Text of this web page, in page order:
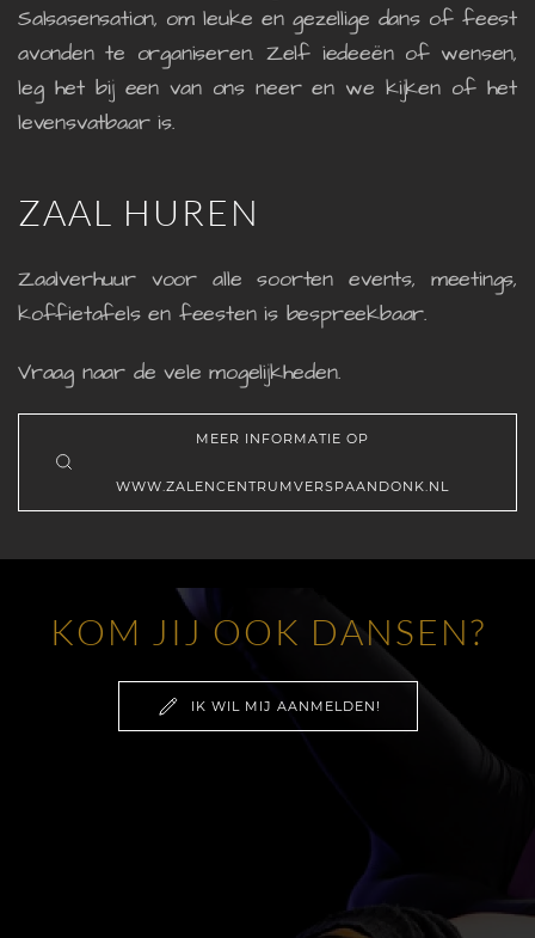
Salsasensation, om leuke en gezellige dans of feest
avonden te organiseren. Zelf iedeeën of wensen,
leg het bij een van ons neer en we kijken of het
levensvatbaar is.
ZAAL HUREN
Zaalverhuur voor alle soorten events, meetings,
koffietafels en feesten is bespreekbaar.
Vraag naar de vele mogelijkheden.
MEER INFORMATIE OP
WWW.ZALENCENTRUMVERSPAANDONK.NL
KOM JIJ OOK DANSEN?
IK WIL MIJ AANMELDEN!